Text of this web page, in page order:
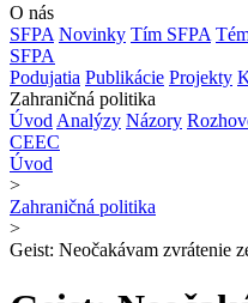
O nás
SFPA Novinky Tím SFPA
SFPA
Podujatia Publikácie Projekty
Zahraničná politika
Úvod Analýzy Názory
CEEC
Úvod
>
Zahraničná politika
>
Geist: Neočakávam zvrátenie